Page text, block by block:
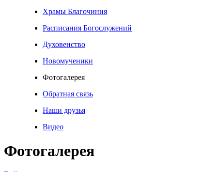
Храмы Благочиния
Расписания Богослужений
Духовенство
Новомученики
Фотогалерея
Обратная связь
Наши друзья
Видео
Фотогалерея